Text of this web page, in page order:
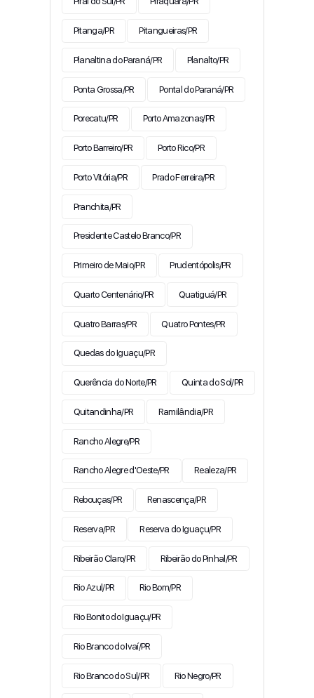
Pitanga/PR Pitangueiras/PR
Planaltina do Paraná/PR Planalto/PR
Ponta Grossa/PR Pontal do Paraná/PR
Porecatu/PR Porto Amazonas/PR
Porto Barreiro/PR Porto Rico/PR
Porto Vitória/PR Prado Ferreira/PR
Pranchita/PR
Presidente Castelo Branco/PR
Primeiro de Maio/PR Prudentópolis/PR
Quarto Centenário/PR Quatiguá/PR
Quatro Barras/PR Quatro Pontes/PR
Quedas do Iguaçu/PR
Querência do Norte/PR Quinta do Sol/PR
Quitandinha/PR Ramilândia/PR
Rancho Alegre/PR
Rancho Alegre d'Oeste/PR Realeza/PR
Rebouças/PR Renascença/PR
Reserva/PR Reserva do Iguaçu/PR
Ribeirão Claro/PR Ribeirão do Pinhal/PR
Rio Azul/PR Rio Bom/PR
Rio Bonito do Iguaçu/PR
Rio Branco do Ivaí/PR
Rio Branco do Sul/PR Rio Negro/PR